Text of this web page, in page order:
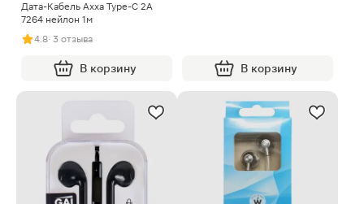
Дата-Кабель Axxa Type-C 2А
7264 нейлон 1м
4.8· 3 отзыва
В корзину В корзину